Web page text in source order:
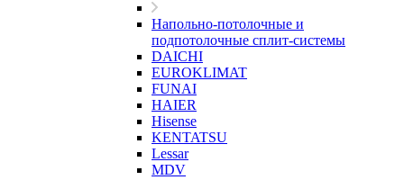
Напольно-потолочные и
подпотолочные сплит-системы
DAICHI
EUROKLIMAT
FUNAI
HAIER
Hisense
KENTATSU
Lessar
MDV